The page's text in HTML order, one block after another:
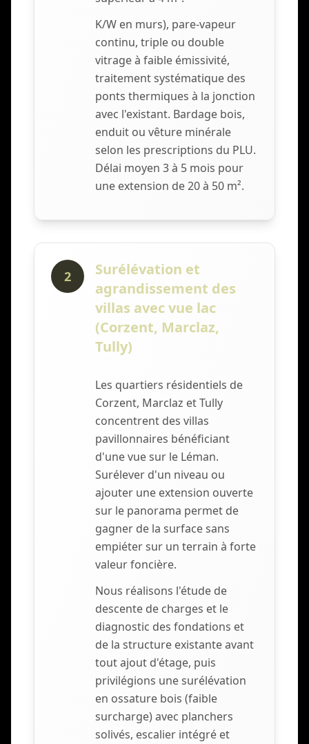
K/W en murs), pare-vapeur
continu, triple ou double
vitrage à faible émissivité,
traitement systématique des
ponts thermiques à la jonction
avec l'existant. Bardage bois,
enduit ou vêture minérale
selon les prescriptions du PLU.
Délai moyen 3 à 5 mois pour
une extension de 20 à 50 m².
2
Surélévation et
agrandissement des
villas avec vue lac
(Corzent, Marclaz,
Tully)
Les quartiers résidentiels de
Corzent, Marclaz et Tully
concentrent des villas
pavillonnaires bénéficiant
d'une vue sur le Léman.
Surélever d'un niveau ou
ajouter une extension ouverte
sur le panorama permet de
gagner de la surface sans
empiéter sur un terrain à forte
valeur foncière.
Nous réalisons l'étude de
descente de charges et le
diagnostic des fondations et
de la structure existante avant
tout ajout d'étage, puis
privilégions une surélévation
en ossature bois (faible
surcharge) avec planchers
solivés, escalier intégré et